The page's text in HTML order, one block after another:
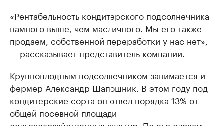
«Рентабельность кондитерского подсолнечника
намного выше, чем масличного. Мы его также
продаем, собственной переработки у нас нет»,
— рассказывает представитель компании.
Крупноплодным подсолнечником занимается и
фермер Александр Шапошник. В этом году под
кондитерские сорта он отвел порядка 13% от
общей посевной площади